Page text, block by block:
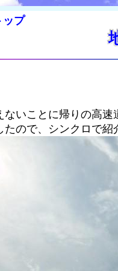
ップ
いことに帰りの高速
ので、シンクロで紹